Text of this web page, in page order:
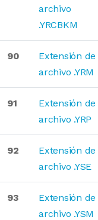
archivo
.YRCBKM
90
Extensión de
archivo .YRM
91
Extensión de
archivo .YRP
92
Extensión de
archivo .YSE
93
Extensión de
archivo .YSM